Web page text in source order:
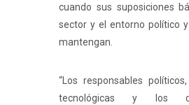
cuando sus suposiciones
sector y el entorno político
mantengan.
“Los responsables
tecnológicas y los